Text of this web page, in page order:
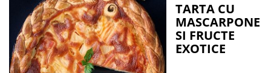
TARTA CU
MASCARPONE
SI FRUCTE
EXOTICE